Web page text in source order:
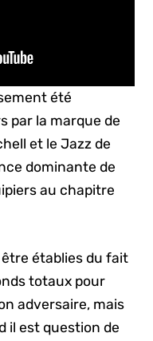
été
par la marque de
et le Jazz de
dominante de
au chapitre
établies du fait
totaux pour
adversaire, mais
il est question de